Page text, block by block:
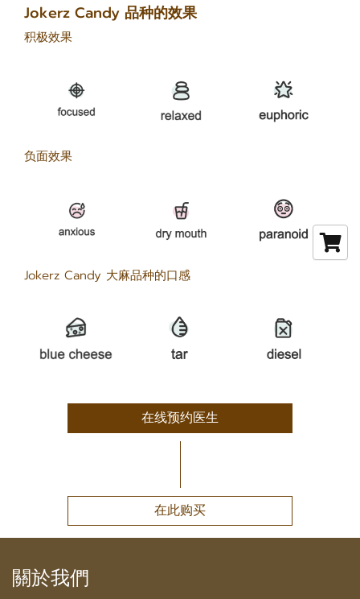
Jokerz Candy 品种的效果
积极效果
负面效果
Jokerz Candy 大麻品种的口感
在线预约医生
在此购买
關於我們